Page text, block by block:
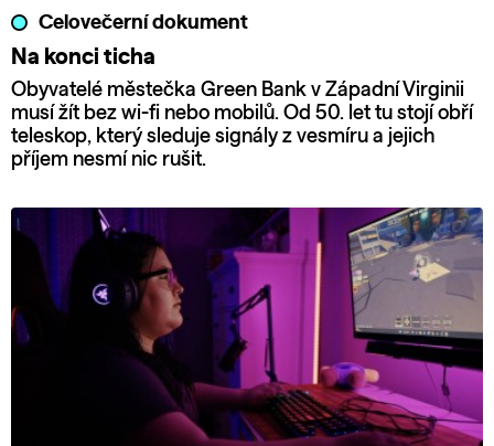
Celovečerní dokument
Na konci ticha
Obyvatelé městečka Green Bank v Západní Virginii
musí žít bez wi-fi nebo mobilů. Od 50. let tu stojí obří
teleskop, který sleduje signály z vesmíru a jejich
příjem nesmí nic rušit.